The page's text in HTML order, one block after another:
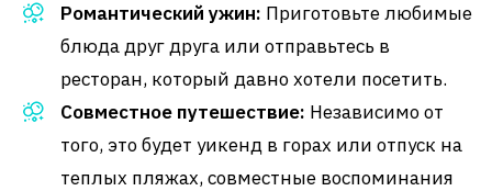
Романтический ужин: Приготовьте любимые
блюда друг друга или отправьтесь в
ресторан, который давно хотели посетить.
Совместное путешествие: Независимо от
того, это будет уикенд в горах или отпуск на
теплых пляжах, совместные воспоминания